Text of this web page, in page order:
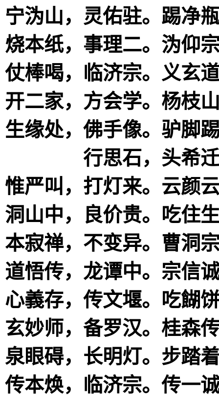
宁沩山，灵佑驻。踢净
烧本纸，事理二。沩仰
仗棒喝，临济宗。义玄
开二家，方会学。杨枝
生缘处，佛手像。驴脚
行思石，头希
惟严叫，打灯来。云颜
洞山中，良价贵。吃住
本寂禅，不变异。曹洞
道悟传，龙谭中。宗信
心義存，传文堰。吃餬
玄妙师，备罗汉。桂森
泉眼碍，长明灯。步踏
传本焕，临济宗。传一